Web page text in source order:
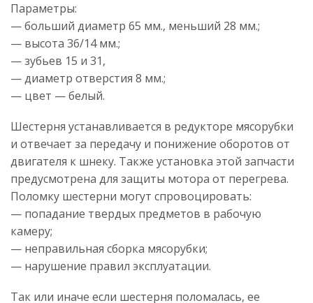
Параметры:
— больший диаметр 65 мм., меньший 28 мм.;
— высота 36/14 мм.;
— зубьев 15 и 31,
— диаметр отверстия 8 мм.;
— цвет — белый.
Шестерня устанавливается в редукторе мясорубки
и отвечает за передачу и понижение оборотов от
двигателя к шнеку. Также установка этой запчасти
предусмотрена для защиты мотора от перегрева.
Поломку шестерни могут спровоцировать:
— попадание твердых предметов в рабочую
камеру;
— неправильная сборка мясорубки;
— нарушение правил эксплуатации.
Так или иначе если шестерня поломалась, ее